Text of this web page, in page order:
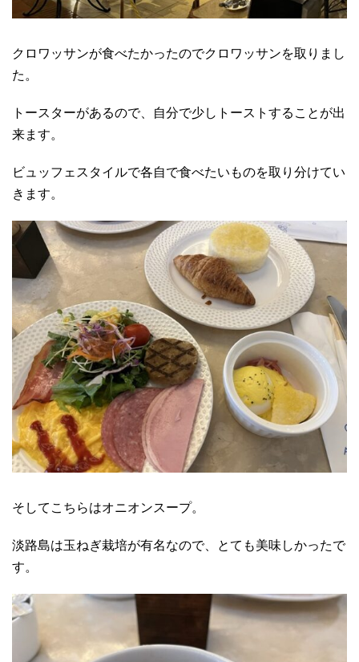
クロワッサンが食べたかったのでクロワッサンを取りまし
た。
トースターがあるので、自分で少しトーストすることが出
来ます。
ビュッフェスタイルで各自で食べたいものを取り分けてい
きます。
そしてこちらはオニオンスープ。
淡路島は玉ねぎ栽培が有名なので、とても美味しかったで
す。